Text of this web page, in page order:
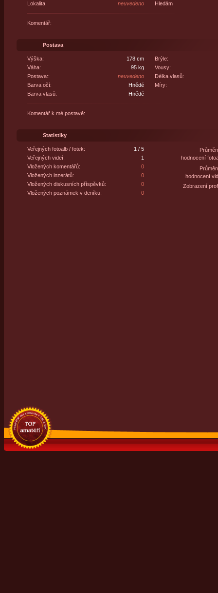
Lokalita
neuvedeno
Hledám
Komentář:
Postava
Výška:
178 cm
Váha:
95 kg
Postava::
neuvedeno
Barva očí:
Hnědé
Barva vlasů:
Hnědé
Brýle:
Vousy:
Délka vlasů:
Míry:
Komentář k mé postavě:
Statistiky
Veřejných fotoalb / fotek:
1 / 5
Veřejných videí:
1
Vložených komentářů:
0
Vložených inzerátů:
0
Vložených diskusních příspěvků:
0
Vložených poznámek v deníku:
0
hodnocení
hodnocení
Zobrazení